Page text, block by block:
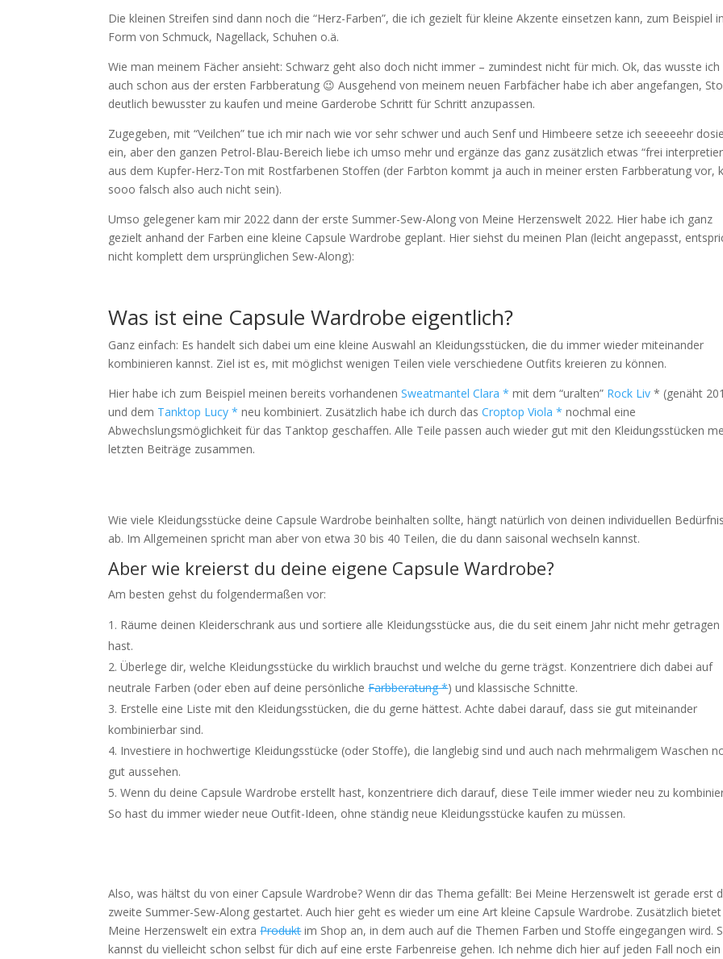
Die kleinen Streifen sind dann noch die “Herz-Farben”, die ich gezielt für kleine Akzente einsetzen kann, zum Beispiel
Form von Schmuck, Nagellack, Schuhen o.ä.
Wie man meinem Fächer ansieht: Schwarz geht also doch nicht immer – zumindest nicht für mich. Ok, das wusste ich
auch schon aus der ersten Farbberatung 😉 Ausgehend von meinem neuen Farbfächer habe ich aber angefangen,
deutlich bewusster zu kaufen und meine Garderobe Schritt für Schritt anzupassen.
Zugegeben, mit “Veilchen” tue ich mir nach wie vor sehr schwer und auch Senf und Himbeere setze ich seeeeehr
ein, aber den ganzen Petrol-Blau-Bereich liebe ich umso mehr und ergänze das ganz zusätzlich etwas “frei
aus dem Kupfer-Herz-Ton mit Rostfarbenen Stoffen (der Farbton kommt ja auch in meiner ersten Farbberatung vor,
sooo falsch also auch nicht sein).
Umso gelegener kam mir 2022 dann der erste Summer-Sew-Along von Meine Herzenswelt 2022. Hier habe ich ganz
gezielt anhand der Farben eine kleine Capsule Wardrobe geplant. Hier siehst du meinen Plan (leicht angepasst,
nicht komplett dem ursprünglichen Sew-Along):
Was ist eine Capsule Wardrobe eigentlich?
Ganz einfach: Es handelt sich dabei um eine kleine Auswahl an Kleidungsstücken, die du immer wieder miteinander
kombinieren kannst. Ziel ist es, mit möglichst wenigen Teilen viele verschiedene Outfits kreieren zu können.
Hier habe ich zum Beispiel meinen bereits vorhandenenSweatmantel Clara * mit dem “uralten” Rock Liv* (genäht
und dem Tanktop Lucy * neu kombiniert. Zusätzlich habe ich durch dasCroptop Viola * nochmal eine
Abwechslungsmöglichkeit für das Tanktop geschaffen. Alle Teile passen auch wieder gut mit den Kleidungsstücken
letzten Beiträge zusammen.
Wie viele Kleidungsstücke deine Capsule Wardrobe beinhalten sollte, hängt natürlich von deinen individuellen
ab. Im Allgemeinen spricht man aber von etwa 30 bis 40 Teilen, die du dann saisonal wechseln kannst.
Aber wie kreierst du deine eigene Capsule Wardrobe?
Am besten gehst du folgendermaßen vor:
Räume deinen Kleiderschrank aus und sortiere alle Kleidungsstücke aus, die du seit einem Jahr nicht mehr getragen
hast.
Überlege dir, welche Kleidungsstücke du wirklich brauchst und welche du gerne trägst. Konzentriere dich dabei auf
neutrale Farben (oder eben auf deine persönlicheFarbberatung *) und klassische Schnitte.
Erstelle eine Liste mit den Kleidungsstücken, die du gerne hättest. Achte dabei darauf, dass sie gut miteinander
kombinierbar sind.
Investiere in hochwertige Kleidungsstücke (oder Stoffe), die langlebig sind und auch nach mehrmaligem Waschen
gut aussehen.
Wenn du deine Capsule Wardrobe erstellt hast, konzentriere dich darauf, diese Teile immer wieder neu zu
So hast du immer wieder neue Outfit-Ideen, ohne ständig neue Kleidungsstücke kaufen zu müssen.
Also, was hältst du von einer Capsule Wardrobe? Wenn dir das Thema gefällt: Bei Meine Herzenswelt ist gerade erst
zweite Summer-Sew-Along gestartet. Auch hier geht es wieder um eine Art kleine Capsule Wardrobe. Zusätzlich bietet
Meine Herzenswelt ein extraProduktim Shop an, in dem auch auf die Themen Farben und Stoffe eingegangen wird.
kannst du vielleicht schon selbst für dich auf eine erste Farbenreise gehen. Ich nehme dich hier auf jeden Fall noch ein